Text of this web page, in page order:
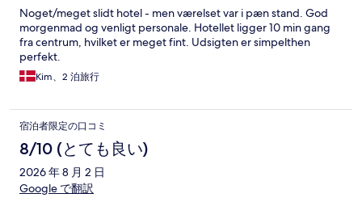
Noget/meget slidt hotel - men værelset var i pæn stand. God
morgenmad og venligt personale. Hotellet ligger 10 min gang
fra centrum, hvilket er meget fint. Udsigten er simpelthen
perfekt.
Kim、2 泊旅行
宿泊者限定の口コミ
8/10 (とても良い)
2026 年 8 月 2 日
Google で翻訳